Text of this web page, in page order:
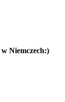
Niemczech:)